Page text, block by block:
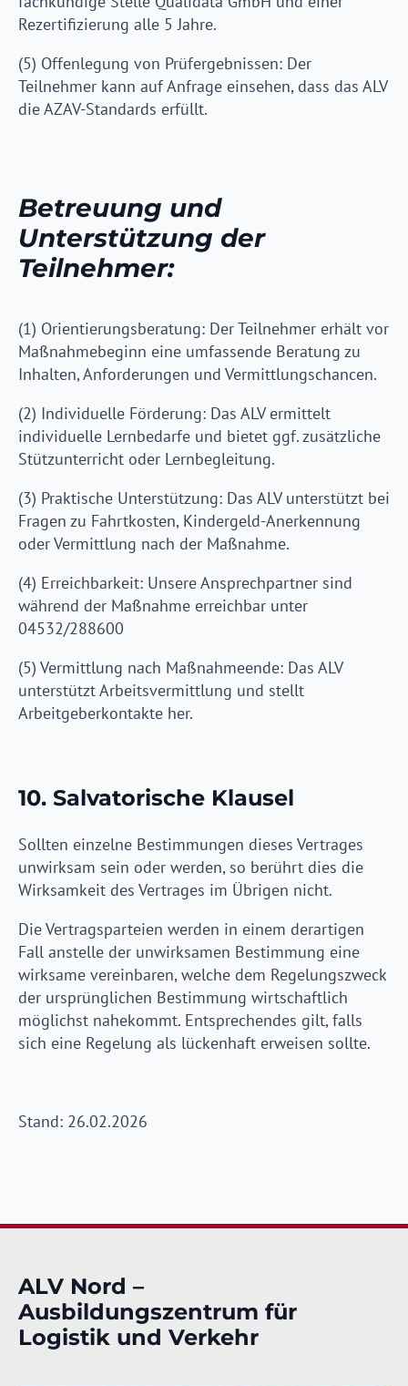
Rezertifizierung alle 5 Jahre.
(5) Offenlegung von Prüfergebnissen: Der
Teilnehmer kann auf Anfrage einsehen, dass das ALV
die AZAV-Standards erfüllt.
Betreuung und
Unterstützung der
Teilnehmer:
(1) Orientierungsberatung: Der Teilnehmer erhält vor
Maßnahmebeginn eine umfassende Beratung zu
Inhalten, Anforderungen und Vermittlungschancen.
(2) Individuelle Förderung: Das ALV ermittelt
individuelle Lernbedarfe und bietet ggf. zusätzliche
Stützunterricht oder Lernbegleitung.
(3) Praktische Unterstützung: Das ALV unterstützt bei
Fragen zu Fahrtkosten, Kindergeld-Anerkennung
oder Vermittlung nach der Maßnahme.
(4) Erreichbarkeit: Unsere Ansprechpartner sind
während der Maßnahme erreichbar unter
04532/288600
(5) Vermittlung nach Maßnahmeende: Das ALV
unterstützt Arbeitsvermittlung und stellt
Arbeitgeberkontakte her.
10. Salvatorische Klausel
Sollten einzelne Bestimmungen dieses Vertrages
unwirksam sein oder werden, so berührt dies die
Wirksamkeit des Vertrages im Übrigen nicht.
Die Vertragsparteien werden in einem derartigen
Fall anstelle der unwirksamen Bestimmung eine
wirksame vereinbaren, welche dem Regelungszweck
der ursprünglichen Bestimmung wirtschaftlich
möglichst nahekommt. Entsprechendes gilt, falls
sich eine Regelung als lückenhaft erweisen sollte.
Stand: 26.02.2026
ALV Nord –
Ausbildungszentrum für
Logistik und Verkehr